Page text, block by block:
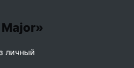
личный